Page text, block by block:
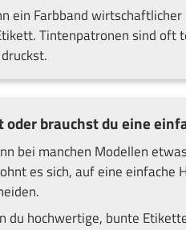
ein Farbband
Tintenpatronen sind oft
brauchst du eine
bei manchen Modellen
es sich, auf eine einfache
hochwertige, bunte